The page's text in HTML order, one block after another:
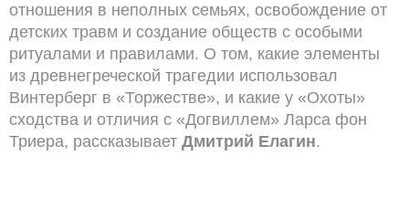
отношения в неполных семьях, освобождение от
детских травм и создание обществ с особыми
ритуалами и правилами. О том, какие элементы
из древнегреческой трагедии использовал
Винтерберг в «Торжестве», и какие у «Охоты»
сходства и отличия с «Догвиллем» Ларса фон
Триера, рассказывает Дмитрий Елагин.